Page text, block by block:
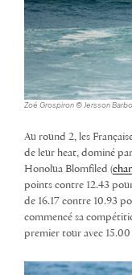
Zoé Grospiron © Jersson
Au round 2, les
de leur heat, dominé
Honolua Blomfiled (
points contre 12.43
de 16.17 contre 10.93
commencé sa
premier tour avec